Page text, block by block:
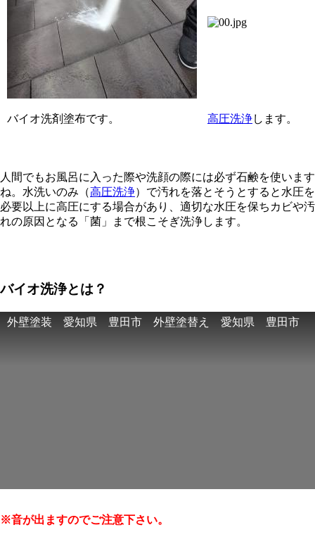
バイオ洗剤塗布です。 高圧洗浄します。
人間でもお風呂に入った際や洗顔の際には必ず石鹸を使います
ね。水洗いのみ（高圧洗浄）で汚れを落とそうとすると水圧を
必要以上に高圧にする場合があり、適切な水圧を保ちカビや汚
れの原因となる「菌」まで根こそぎ洗浄します。
バイオ洗浄とは？
外壁塗装 愛知県 豊田市 外壁塗替え 愛知県 豊田市
※音が出ますのでご注意下さい。